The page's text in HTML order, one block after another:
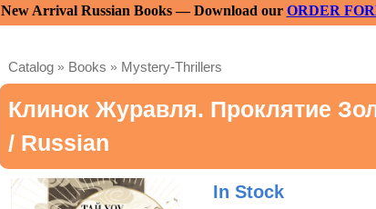
New Arrival Russian Books — Download our ORDER
Catalog » Books » Mystery-Thrillers
Клинок Журавля. Проклятие
/ Russian
In Stock